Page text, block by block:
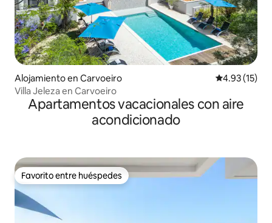
Alojamiento en Carvoeiro Calificación
4.93 (15)
Villa Jeleza en Carvoeiro
Apartamentos vacacionales con aire
acondicionado
Favorito entre huéspedes
Favorito entre huéspedes